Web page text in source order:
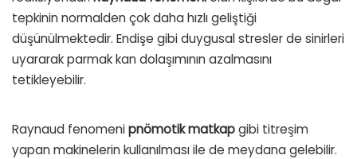
tepkinin normalden çok daha hızlı geliştiği
düşünülmektedir. Endişe gibi duygusal stresler de sinirleri
uyararak parmak kan dolaşımının azalmasını
tetikleyebilir.
Raynaud fenomenipnömotik matkapgibi titreşim
yapan makinelerin kullanılması ile de meydana gelebilir.